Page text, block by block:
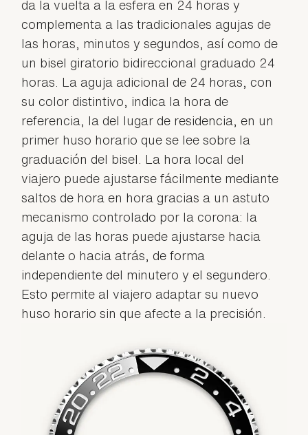
da la vuelta a la esfera en 24 horas y
complementa a las tradicionales agujas de
las horas, minutos y segundos, así como de
un bisel giratorio bidireccional graduado 24
horas. La aguja adicional de 24 horas, con
su color distintivo, indica la hora de
referencia, la del lugar de residencia, en un
primer huso horario que se lee sobre la
graduación del bisel. La hora local del
viajero puede ajustarse fácilmente mediante
saltos de hora en hora gracias a un astuto
mecanismo controlado por la corona: la
aguja de las horas puede ajustarse hacia
delante o hacia atrás, de forma
independiente del minutero y el segundero.
Esto permite al viajero adaptar su nuevo
huso horario sin que afecte a la precisión.